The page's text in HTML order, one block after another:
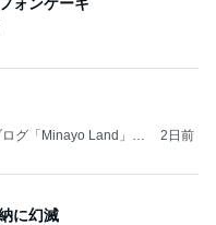
グ「Minayo Land」P
2日前
に幻滅